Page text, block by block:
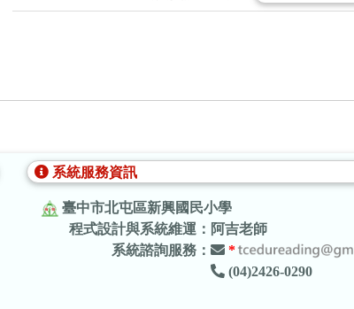
系統服務資訊
臺中市北屯區新興國民小學
程式設計與系統維運：阿吉老師
系統諮詢服務：
*
(04)2426-0290